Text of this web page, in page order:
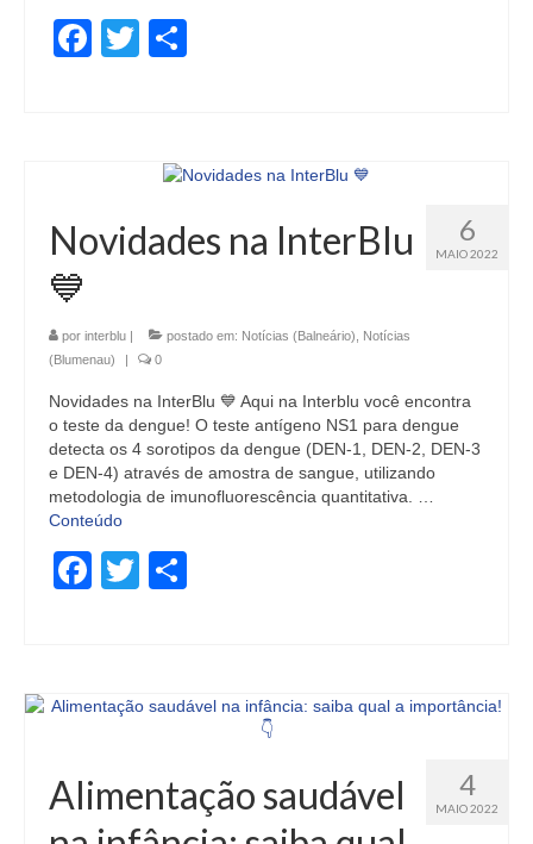
Facebook
Twitter
6
MAIO 2022
Novidades na InterBlu
💙
por interblu postado em: Notícias (Balneário), Notícias
(Blumenau)
0
Novidades na InterBlu 💙 Aqui na Interblu você encontra
o teste da dengue! O teste antígeno NS1 para dengue
detecta os 4 sorotipos da dengue (DEN-1, DEN-2, DEN-3
e DEN-4) através de amostra de sangue, utilizando
metodologia de imunofluorescência quantitativa. …
Conteúdo
Facebook
Twitter
4
MAIO 2022
Alimentação saudável